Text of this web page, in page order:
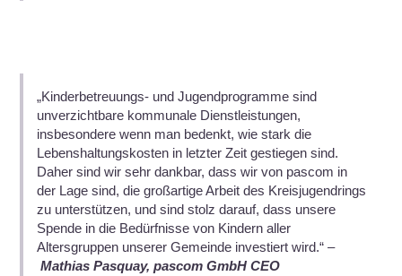
„Kinderbetreuungs- und Jugendprogramme sind
unverzichtbare kommunale Dienstleistungen,
insbesondere wenn man bedenkt, wie stark die
Lebenshaltungskosten in letzter Zeit gestiegen sind.
Daher sind wir sehr dankbar, dass wir von pascom in
der Lage sind, die großartige Arbeit des Kreisjugendrings
zu unterstützen, und sind stolz darauf, dass unsere
Spende in die Bedürfnisse von Kindern aller
Altersgruppen unserer Gemeinde investiert wird.“ –
Mathias Pasquay, pascom GmbH CEO